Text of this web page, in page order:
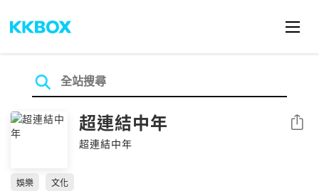
超連結中年
超連結中年
分享
娛樂
文化